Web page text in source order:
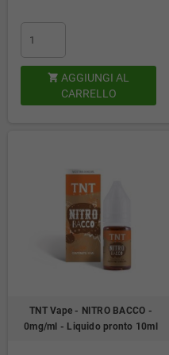
 AGGIUNGI AL
CARRELLO
TNT Vape - NITRO BACCO -
0mg/ml - Liquido pronto 10ml